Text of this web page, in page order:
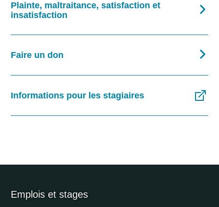
Plainte, maltraitance, satisfaction et
insatisfaction
Faire un don
Informations pour les stagiaires
Emplois et stages